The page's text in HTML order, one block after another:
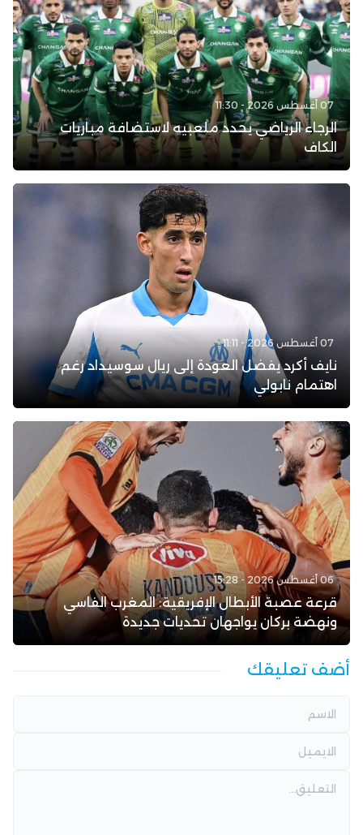
07 أغسطس 2026 - 11:30
الرجاء الرياضي يحدد ملعبيه لاستضافة مباريات
الكاف
07 أغسطس 2026 - 11:11
نايف أكرد يفضل العودة إلى ريال سوسيداد رغم
اهتمام نابولي
06 أغسطس 2026 - 15:28
قرعة عصبة الأبطال الإفريقية: المغرب الفاسي
ونهضة بركان يواجهان تحديات جديدة
أضف تعليقك